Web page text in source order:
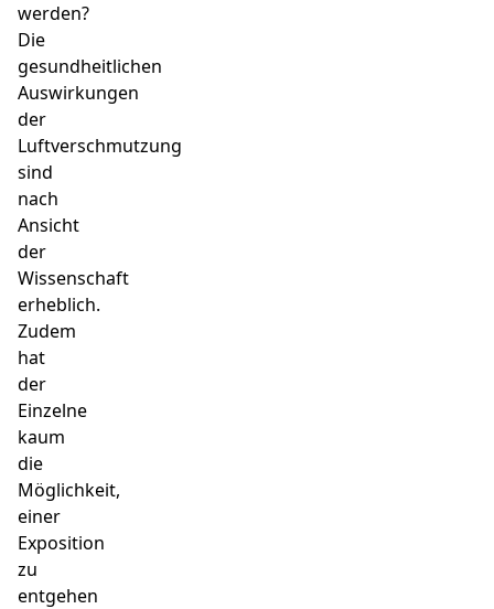
werden?
Die
gesundheitlichen
Auswirkungen
der
Luftverschmutzung
sind
nach
Ansicht
der
Wissenschaft
erheblich.
Zudem
hat
der
Einzelne
kaum
die
Möglichkeit,
einer
Exposition
zu
entgehen